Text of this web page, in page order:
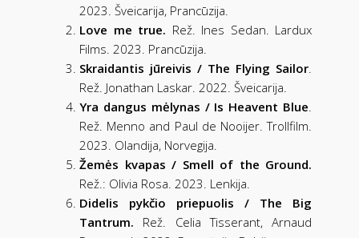
2023. Šveicarija, Prancūzija.
Love me true. Rež. Ines Sedan. Lardux
Films. 2023. Prancūzija.
Skraidantis jūreivis / The Flying Sailor
Rež. Jonathan Laskar. 2022. Šveicarija.
Yra dangus mėlynas / Is Heavent Blue
Rež. Menno and Paul de Nooijer. Trollfilm.
2023. Olandija, Norvegija.
Žemės kvapas / Smell of the Ground.
Rež.: Olivia Rosa. 2023. Lenkija.
Didelis pykčio priepuolis / The Big
Tantrum. Rež. Celia Tisserant, Arnaud